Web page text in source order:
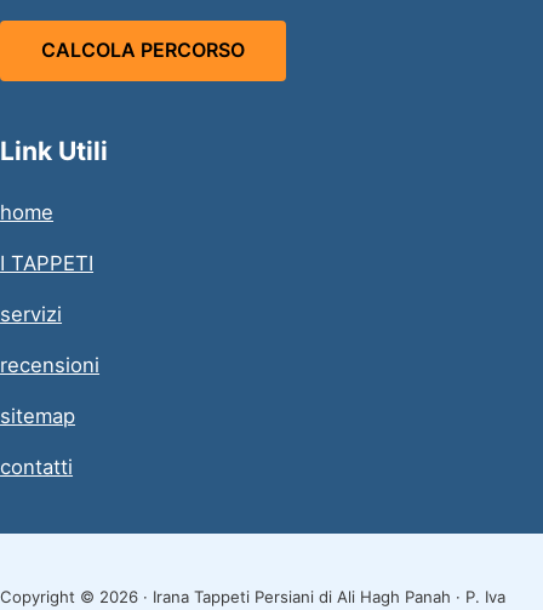
CALCOLA PERCORSO
Link Utili
home
I TAPPETI
servizi
recensioni
sitemap
contatti
Copyright © 2026 · Irana Tappeti Persiani di Ali Hagh Panah · P. Iva